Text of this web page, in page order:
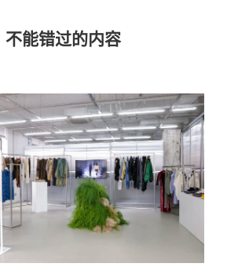
不能错过的内容